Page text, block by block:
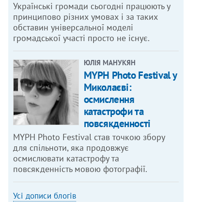
Українські громади сьогодні працюють у
принципово різних умовах і за таких
обставин універсальної моделі
громадської участі просто не існує.
ЮЛІЯ МАНУКЯН
MYPH Photo Festival у
Миколаєві:
осмислення
катастрофи та
повсякденності
MYPH Photo Festival став точкою збору
для спільноти, яка продовжує
осмислювати катастрофу та
повсякденність мовою фотографії.
Усі дописи блогів